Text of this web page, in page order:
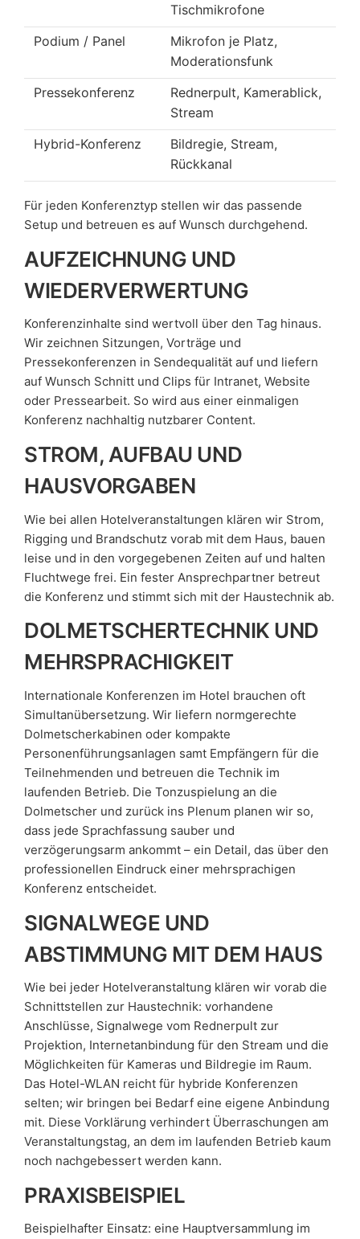
Tischmikrofone
Podium / Panel
Mikrofon je Platz,
Moderationsfunk
Pressekonferenz
Rednerpult, Kamerablick,
Stream
Hybrid-Konferenz
Bildregie, Stream,
Rückkanal
Für jeden Konferenztyp stellen wir das passende
Setup und betreuen es auf Wunsch durchgehend.
AUFZEICHNUNG UND
WIEDERVERWERTUNG
Konferenzinhalte sind wertvoll über den Tag hinaus.
Wir zeichnen Sitzungen, Vorträge und
Pressekonferenzen in Sendequalität auf und liefern
auf Wunsch Schnitt und Clips für Intranet, Website
oder Pressearbeit. So wird aus einer einmaligen
Konferenz nachhaltig nutzbarer Content.
STROM, AUFBAU UND
HAUSVORGABEN
Wie bei allen Hotelveranstaltungen klären wir Strom,
Rigging und Brandschutz vorab mit dem Haus, bauen
leise und in den vorgegebenen Zeiten auf und halten
Fluchtwege frei. Ein fester Ansprechpartner betreut
die Konferenz und stimmt sich mit der Haustechnik ab.
DOLMETSCHERTECHNIK UND
MEHRSPRACHIGKEIT
Internationale Konferenzen im Hotel brauchen oft
Simultanübersetzung. Wir liefern normgerechte
Dolmetscherkabinen oder kompakte
Personenführungsanlagen samt Empfängern für die
Teilnehmenden und betreuen die Technik im
laufenden Betrieb. Die Tonzuspielung an die
Dolmetscher und zurück ins Plenum planen wir so,
dass jede Sprachfassung sauber und
verzögerungsarm ankommt – ein Detail, das über den
professionellen Eindruck einer mehrsprachigen
Konferenz entscheidet.
SIGNALWEGE UND
ABSTIMMUNG MIT DEM HAUS
Wie bei jeder Hotelveranstaltung klären wir vorab die
Schnittstellen zur Haustechnik: vorhandene
Anschlüsse, Signalwege vom Rednerpult zur
Projektion, Internetanbindung für den Stream und die
Möglichkeiten für Kameras und Bildregie im Raum.
Das Hotel-WLAN reicht für hybride Konferenzen
selten; wir bringen bei Bedarf eine eigene Anbindung
mit. Diese Vorklärung verhindert Überraschungen am
Veranstaltungstag, an dem im laufenden Betrieb kaum
noch nachgebessert werden kann.
PRAXISBEISPIEL
Beispielhafter Einsatz: eine Hauptversammlung im